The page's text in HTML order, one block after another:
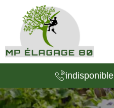
indisponible